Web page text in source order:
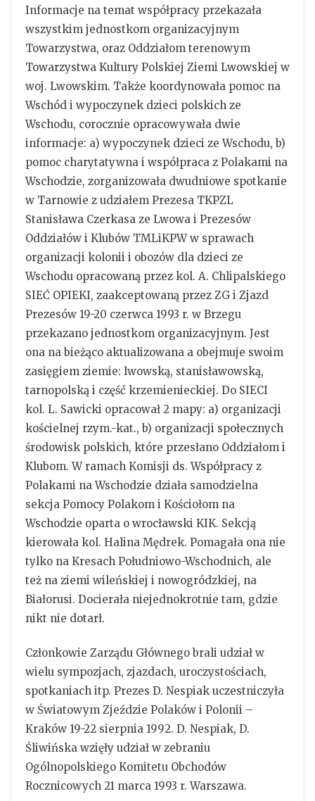
Informacje na temat współpracy przekazała
wszystkim jednostkom organizacyjnym
Towarzystwa, oraz Oddziałom terenowym
Towarzystwa Kultury Polskiej Ziemi Lwowskiej w
woj. Lwowskim. Także koordynowała pomoc na
Wschód i wypoczynek dzieci polskich ze
Wschodu, corocznie opracowywała dwie
informacje: a) wypoczynek dzieci ze Wschodu, b)
pomoc charytatywna i współpraca z Polakami na
Wschodzie, zorganizowała dwudniowe spotkanie
w Tarnowie z udziałem Prezesa TKPZL
Stanisława Czerkasa ze Lwowa i Prezesów
Oddziałów i Klubów TMLiKPW w sprawach
organizacji kolonii i obozów dla dzieci ze
Wschodu opracowaną przez kol. A. Chlipalskiego
SIEĆ OPIEKI, zaakceptowaną przez ZG i Zjazd
Prezesów 19-20 czerwca 1993 r. w Brzegu
przekazano jednostkom organizacyjnym. Jest
ona na bieżąco aktualizowana a obejmuje swoim
zasięgiem ziemie: lwowską, stanisławowską,
tarnopolską i część krzemienieckiej. Do SIECI
kol. L. Sawicki opracował 2 mapy: a) organizacji
kościelnej rzym.-kat., b) organizacji społecznych
środowisk polskich, które przesłano Oddziałom i
Klubom. W ramach Komisji ds. Współpracy z
Polakami na Wschodzie działa samodzielna
sekcja Pomocy Polakom i Kościołom na
Wschodzie oparta o wrocławski KIK. Sekcją
kierowała kol. Halina Mędrek. Pomagała ona nie
tylko na Kresach Południowo-Wschodnich, ale
też na ziemi wileńskiej i nowogródzkiej, na
Białorusi. Docierała niejednokrotnie tam, gdzie
nikt nie dotarł.
Członkowie Zarządu Głównego brali udział w
wielu sympozjach, zjazdach, uroczystościach,
spotkaniach itp. Prezes D. Nespiak uczestniczyła
w Światowym Zjeździe Polaków i Polonii –
Kraków 19-22 sierpnia 1992. D. Nespiak, D.
Śliwińska wzięły udział w zebraniu
Ogólnopolskiego Komitetu Obchodów
Rocznicowych 21 marca 1993 r. Warszawa.